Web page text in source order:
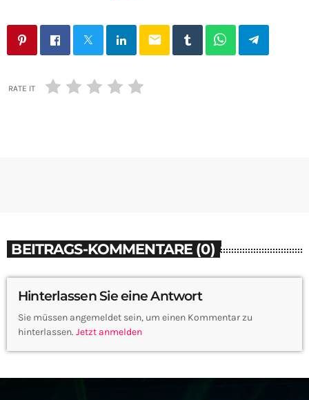
email
RATE IT
BEITRAGS-KOMMENTARE (0)
Hinterlassen Sie eine Antwort
Sie müssen angemeldet sein, um einen Kommentar zu
hinterlassen. Jetzt anmelden